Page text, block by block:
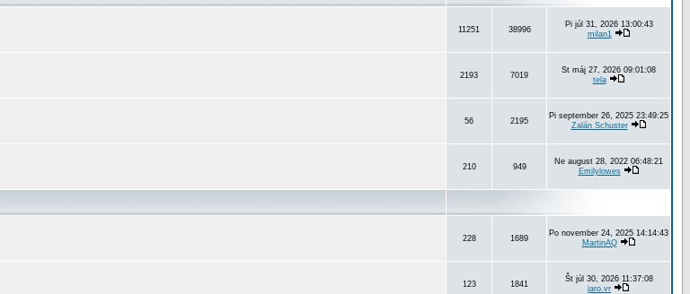
11251 38996
Pi júl 31, 2026 13:00:43
milan1
2193 7019
St máj 27, 2026 09:01:08
tela
56 2195
Pi september 26, 2025 23:49:25
Zalán Schuster
210 949
Ne august 28, 2022 06:48:21
Emilylowes
228 1689
Po november 24, 2025 14:14:43
MartinAQ
123 1841
Št júl 30, 2026 11:37:08
jaro.vr